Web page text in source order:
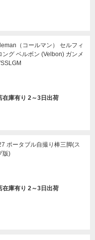
（コールマン） セルフィ
ング ベルボン (Velbon) ガンメ
在庫有り 2～3日出荷
ポータブル自撮り棒三脚(ス
版)
在庫有り 2～3日出荷